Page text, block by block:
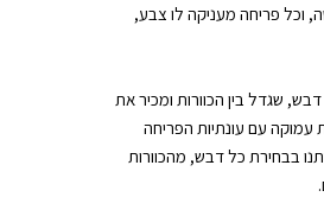
וכל פריחה מעניקה לו צבע,
דבש, שגדל בין הכוורות ומכיר את
עמוקה עם עונתיות הפריחה
בבחירת כל דבש, מהכוורות